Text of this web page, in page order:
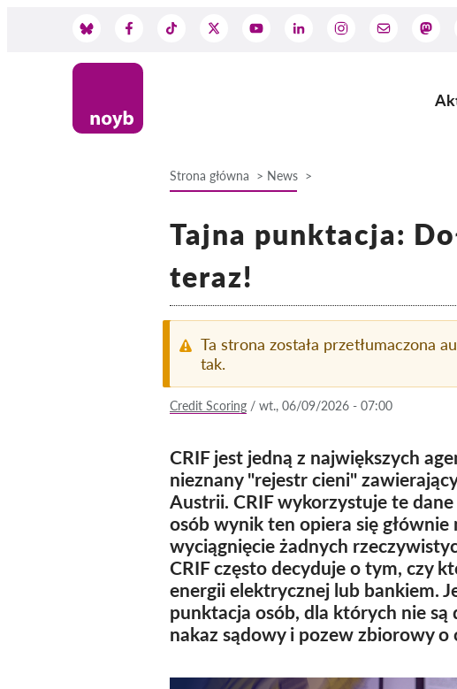
nawigacyjna
Strona główna News
Tajna punktacja:
teraz!
Ta strona została przetłumaczona
tak.
Credit Scoring / wt., 06/09/2026 - 07:00
CRIF jest jedną z największych
nieznany "rejestr cieni"
Austrii. CRIF wykorzystuje te
osób wynik ten opiera się głównie
wyciągnięcie żadnych
CRIF często decyduje o tym, czy
energii elektrycznej lub bankiem.
punktacja osób, dla których nie
nakaz sądowy i pozew zbiorowy o